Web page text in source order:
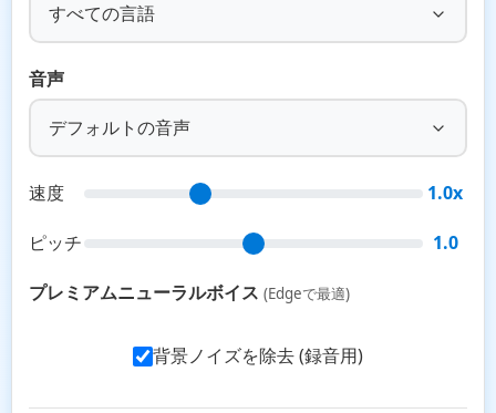
すべての言語
音声
デフォルトの音声
速度 1.0x
ピッチ 1.0
プレミアムニューラルボイス (Edgeで最適)
背景ノイズを除去 (録音用)